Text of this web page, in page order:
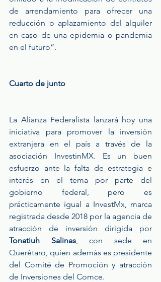
de arrendamiento para ofrecer una
reducción o aplazamiento del alquiler
en caso de una epidemia o pandemia
en el futuro”.
Cuarto de junto
La Alianza Federalista lanzará hoy una
iniciativa para promover la inversión
extranjera en el país a través de la
asociación InvestinMX. Es un buen
esfuerzo ante la falta de estrategia e
interés en el tema por parte del
gobierno federal, pero es
prácticamente igual a InvestMx, marca
registrada desde 2018 por la agencia de
Tonatiuh Salinas, con sede en
Querétaro, quien además es presidente
del Comité de Promoción y atracción
de Inversiones del Comce.